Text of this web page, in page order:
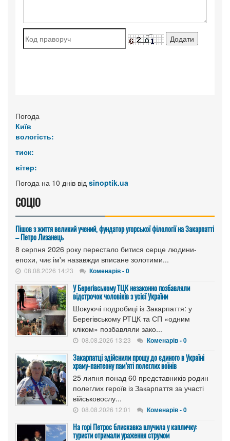
Погода
Київ
вологість:
тиск:
вітер:
Погода на 10 днів від sinoptik.ua
СОЦІО
Пішов з життя великий учений, фундатор угорської філології на Закарпатті
– Петро Лизанець
8 серпня 2026 року перестало битися серце людини-
епохи, чиє ім'я назавжди вписане золотими...
08.08.2026 14:23 Коменарів - 0
У Берегівському ТЦК незаконно позбавляли
відстрочок чоловіків з усієї України
Шокуючі подробиці із Закарпаття: у
Берегівському РТЦК та СП «одним
кліком» позбавляли зако...
08.08.2026 13:23 Коменарів - 0
Закарпатці здійснили прощу до єдиного в Україні
храму-пантеону пам’яті полеглих воїнів
25 липня понад 60 представників родин
полеглих героїв із Закарпаття за участі
військовослу...
08.08.2026 12:01 Коменарів - 0
На горі Петрос блискавка влучила у капличку:
туристи отримали ураження струмом